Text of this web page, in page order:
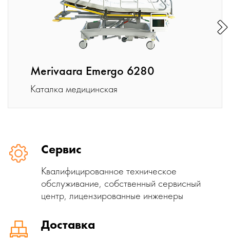
Merivaara Emergo 6280
Каталка медицинская
Сервис
Квалифицированное техническое
обслуживание, собственный сервисный
центр, лицензированные инженеры
Доставка